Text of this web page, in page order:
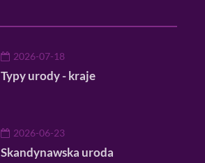
2026-07-18
Typy urody - kraje
2026-06-23
Skandynawska uroda